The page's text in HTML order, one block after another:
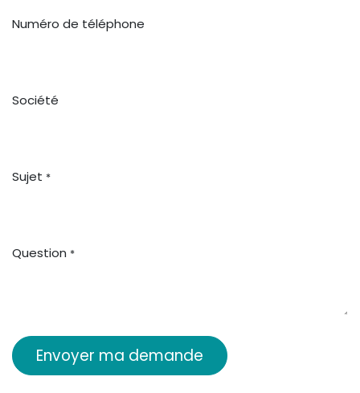
Numéro de téléphone
Société
Sujet *
Question *
Envoyer ma demande